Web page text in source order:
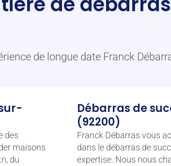
de longue date Franck
des
maisons
du
Débarras de
(92200)
Franck Débarras vous
dans le débarras de
expertise. Nous nous